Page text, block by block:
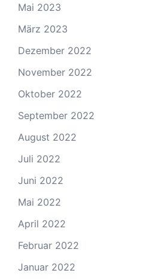
Mai 2023
März 2023
Dezember 2022
November 2022
Oktober 2022
September 2022
August 2022
Juli 2022
Juni 2022
Mai 2022
April 2022
Februar 2022
Januar 2022